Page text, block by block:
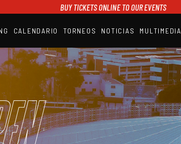
BUY TICKETS ONLINE TO OUR EVENTS
CALENDARIO TORNEOS NOTICIAS MULTIMEDIA
A1PADEL
RANKING
CALENDARIO
TORNEOS
NOTICIAS
MULTIMEDIA
SCOREBOARD
STREAMING